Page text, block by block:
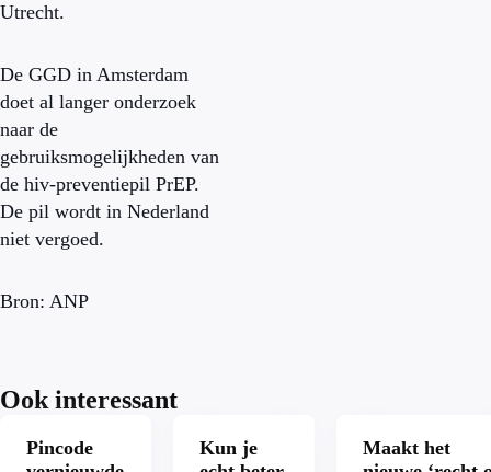
Utrecht.
De GGD in Amsterdam
doet al langer onderzoek
naar de
gebruiksmogelijkheden van
de hiv-preventiepil PrEP.
De pil wordt in Nederland
niet vergoed.
Bron: ANP
Ook interessant
Pincode
Kun je
Maakt het